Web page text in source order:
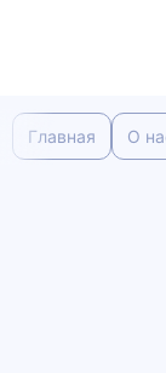
Главная О